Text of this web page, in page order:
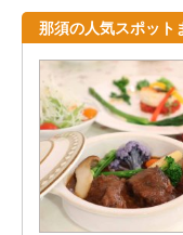
那須の人気スポット